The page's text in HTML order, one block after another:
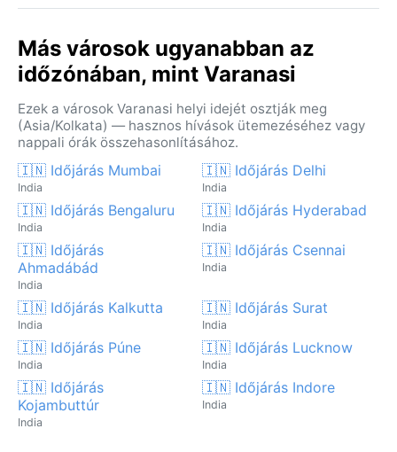
Más városok ugyanabban az
időzónában, mint Varanasi
Ezek a városok Varanasi helyi idejét osztják meg
(Asia/Kolkata) — hasznos hívások ütemezéséhez vagy
nappali órák összehasonlításához.
🇮🇳 Időjárás Mumbai
India
🇮🇳 Időjárás Delhi
India
🇮🇳 Időjárás Bengaluru
India
🇮🇳 Időjárás Hyderabad
India
🇮🇳 Időjárás
Ahmadábád
India
🇮🇳 Időjárás Csennai
India
🇮🇳 Időjárás Kalkutta
India
🇮🇳 Időjárás Surat
India
🇮🇳 Időjárás Púne
India
🇮🇳 Időjárás Lucknow
India
🇮🇳 Időjárás
Kojambuttúr
India
🇮🇳 Időjárás Indore
India